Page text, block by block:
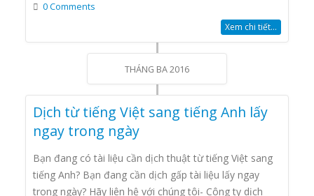
0 Comments
Xem chi tiết...
THÁNG BA 2016
Dịch từ tiếng Việt sang tiếng Anh lấy
ngay trong ngày
Bạn đang có tài liệu cần dịch thuật từ tiếng Việt sang
tiếng Anh? Bạn đang cần dịch gấp tài liệu lấy ngay
trong ngày? Hãy liên hệ với chúng tôi- Công ty dịch